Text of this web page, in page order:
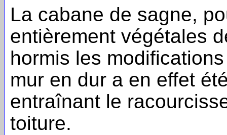
La cabane de sagne,
entièrement végétales
hormis les
mur en dur a en effet
entraînant le
toiture.